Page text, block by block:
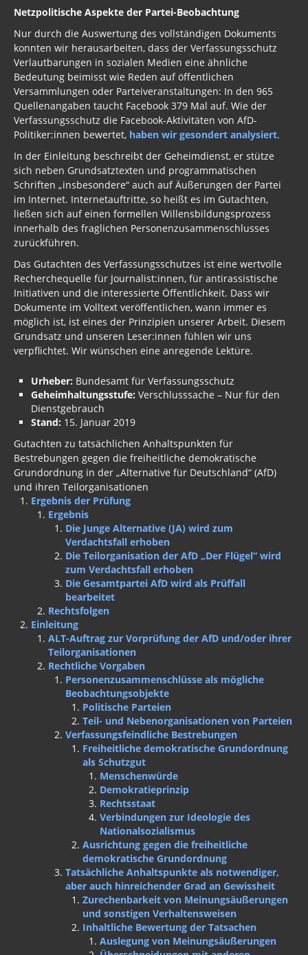
Netzpolitische Aspekte der Partei-Beobachtung
Nur durch die Auswertung des vollständigen Dokuments
konnten wir herausarbeiten, dass der Verfassungsschutz
Verlautbarungen in sozialen Medien eine ähnliche
Bedeutung beimisst wie Reden auf öffentlichen
Versammlungen oder Parteiveranstaltungen: In den 965
Quellenangaben taucht Facebook 379 Mal auf. Wie der
Verfassungsschutz die Facebook-Aktivitäten von AfD-
Politiker:innen bewertet, haben wir gesondert analysiert.
In der Einleitung beschreibt der Geheimdienst, er stütze
sich neben Grundsatztexten und programmatischen
Schriften „insbesondere“ auch auf Äußerungen der Partei
im Internet. Internetauftritte, so heißt es im Gutachten,
ließen sich auf einen formellen Willensbildungsprozess
innerhalb des fraglichen Personenzusammenschlusses
zurückführen.
Das Gutachten des Verfassungsschutzes ist eine wertvolle
Recherchequelle für Journalist:innen, für antirassistische
Initiativen und die interessierte Öffentlichkeit. Dass wir
Dokumente im Volltext veröffentlichen, wann immer es
möglich ist, ist eines der Prinzipien unserer Arbeit. Diesem
Grundsatz und unseren Leser:innen fühlen wir uns
verpflichtet. Wir wünschen eine anregende Lektüre.
Urheber: Bundesamt für Verfassungsschutz
Geheimhaltungsstufe: Verschlusssache – Nur für den
Dienstgebrauch
Stand: 15. Januar 2019
Gutachten zu tatsächlichen Anhaltspunkten für
Bestrebungen gegen die freiheitliche demokratische
Grundordnung in der „Alternative für Deutschland“ (AfD)
und ihren Teilorganisationen
Ergebnis der Prüfung
Ergebnis
Die Junge Alternative (JA) wird zum
Verdachtsfall erhoben
Die Teilorganisation der AfD „Der Flügel“ wird
zum Verdachtsfall erhoben
Die Gesamtpartei AfD wird als Prüffall
bearbeitet
Rechtsfolgen
Einleitung
ALT-Auftrag zur Vorprüfung der AfD und/oder ihrer
Teilorganisationen
Rechtliche Vorgaben
Personenzusammenschlüsse als mögliche
Beobachtungsobjekte
Politische Parteien
Teil- und Nebenorganisationen von Parteien
Verfassungsfeindliche Bestrebungen
Freiheitliche demokratische Grundordnung
als Schutzgut
Menschenwürde
Demokratieprinzip
Rechtsstaat
Verbindungen zur Ideologie des
Nationalsozialismus
Ausrichtung gegen die freiheitliche
demokratische Grundordnung
Tatsächliche Anhaltspunkte als notwendiger,
aber auch hinreichender Grad an Gewissheit
Zurechenbarkeit von Meinungsäußerungen
und sonstigen Verhaltensweisen
Inhaltliche Bewertung der Tatsachen
Auslegung von Meinungsäußerungen